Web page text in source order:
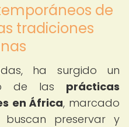
de
tradiciones
ha surgido un
de las prácticas
en África, marcado
buscan preservar y